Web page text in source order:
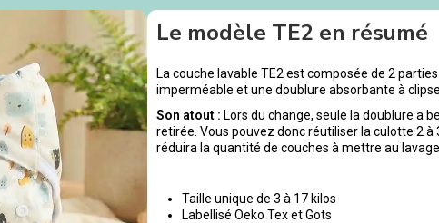
Le modèle TE2 en résumé
La couche lavable TE2 est composée de 2
imperméable et une doublure absorbante à
Son atout : Lors du change, seule la doublure a
retirée. Vous pouvez donc réutiliser la culotte 2 à
réduira la quantité de couches à mettre au lavage.
Taille unique de 3 à 17 kilos
Labellisé Oeko Tex et Gots